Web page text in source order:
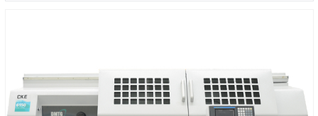
SERWIS
O FIRMIE